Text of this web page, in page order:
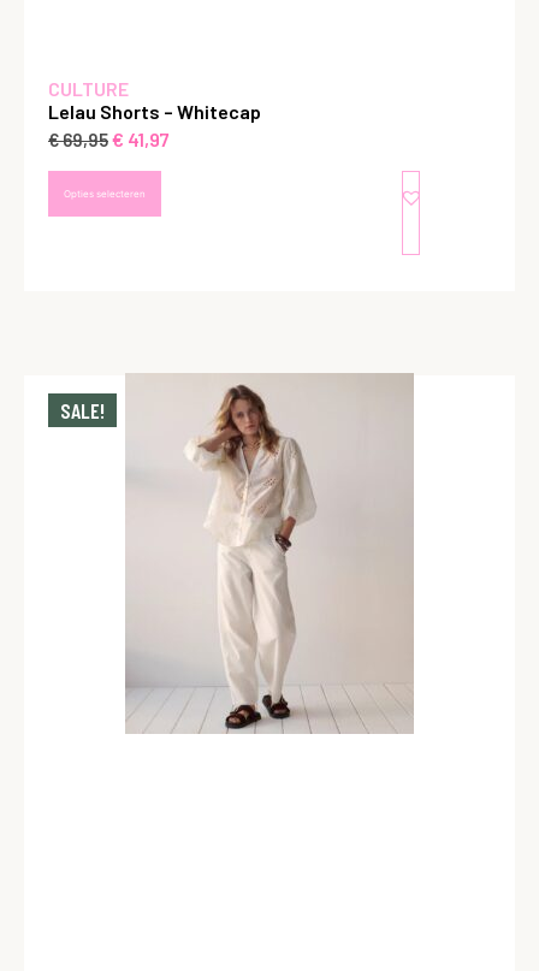
CULTURE
Lelau Shorts – Whitecap
€69,95€ 41,97
Opties selecteren
SALE!